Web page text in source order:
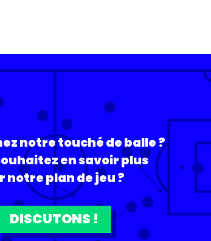
notre touché de balle ?
en savoir plus
notre plan de jeu ?
DISCUTONS !